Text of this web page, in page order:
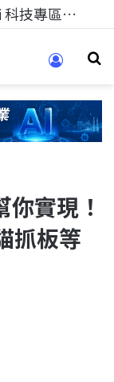
專區!
實現！
抓板等